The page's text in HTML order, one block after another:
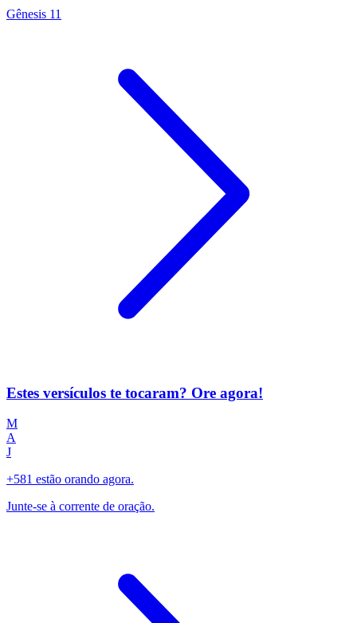
Gênesis 11
Estes versículos te tocaram? Ore agora!
M
A
J
+581 estão orando agora.
Junte-se à corrente de oração.